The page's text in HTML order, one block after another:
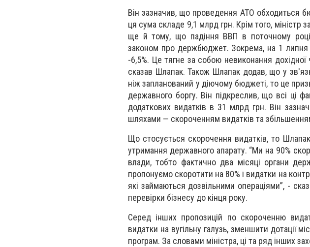
Він зазначив, що проведення АТО обходиться
ця сума складе 9,1 млрд грн. Крім того,
ще й тому, що падіння ВВП в поточному
законом про держбюджет. Зокрема, на 1 липня
-6,5%. Це тягне за собою невиконання
сказав Шлапак. Також Шлапак додав, що у
ніж запланований у діючому бюджеті, то це
державного боргу. Він підкреслив, що всі ці
додаткових видатків в 31 млрд грн. Він
шляхами — скороченням видатків та
Що стосується скорочення видатків, то
утримання державного апарату. “Ми на 90%
влади, тобто фактично два місяці органи
пропонуємо скоротити на 80% і видатки на
які займаються дозвільними операціями”, -
перевірки бізнесу до кінця року.
Серед інших пропозицій по скороченню
видатки на вугільну галузь, зменшити дотації
програм. За словами міністра, ці та ряд інших